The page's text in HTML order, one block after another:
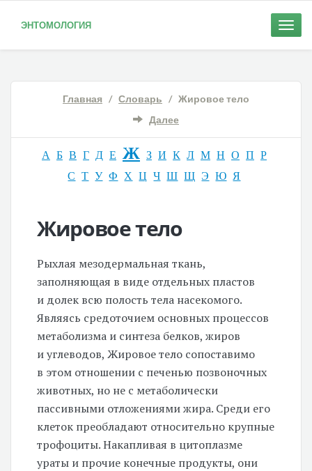
ЭНТОМОЛОГИЯ
Toggle
Главная / Словарь / Жировое тело
Далее
А Б В Г Д Е Ж З И К Л М Н О П Р
С Т У Ф Х Ц Ч Ш Щ Э Ю Я
Жировое тело
Рыхлая мезодермальная ткань,
заполняющая в виде отдельных пластов
и долек всю полость тела насекомого.
Являясь средоточием основных процессов
метаболизма и синтеза белков, жиров
и углеводов, Жировое тело сопоставимо
в этом отношении с печенью позвоночных
животных, но не с метаболически
пассивными отложениями жира. Среди его
клеток преобладают относительно крупные
трофоциты. Накапливая в цитоплазме
ураты и прочие конечные продукты, они